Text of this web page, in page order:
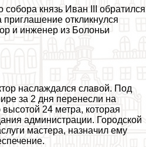
собора князь Иван III обратился
откликнулся
и инженер из Болоньи
наслаждался славой. Под
за 2 дня перенесли на
24 метра, которая
администрации. Городской
мастера, назначил ему